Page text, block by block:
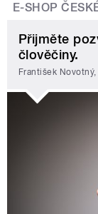
E-SHOP
Přijměte
člověčiny.
František